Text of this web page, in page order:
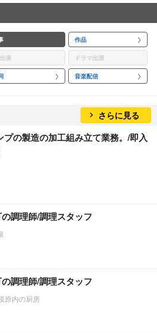
作品
演 ドラマ出演
音楽配信
さらに見る
プの製造の加工組み立て業務。/即入
調理師/調理スタッフ
調理師/調理スタッフ
原内の厨房